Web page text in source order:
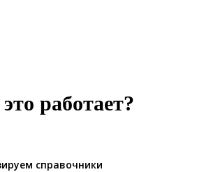
работает?
справочники